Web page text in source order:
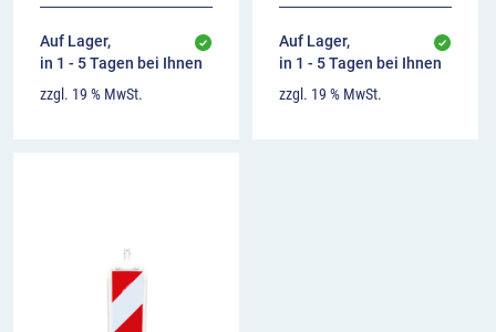
Auf Lager,
in 1 - 5 Tagen bei Ihnen
zzgl. 19 % MwSt.
Auf Lager,
in 1 - 5 Tagen bei Ihnen
zzgl. 19 % MwSt.